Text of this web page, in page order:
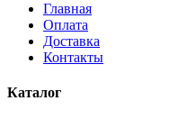
Главная
Оплата
Доставка
Контакты
Каталог